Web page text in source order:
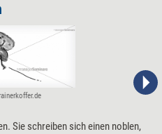
Sie schreiben sich einen noblen,